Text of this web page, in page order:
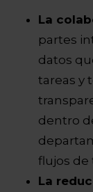
La
partes
datos
tareas y
dentro
flujos de
La